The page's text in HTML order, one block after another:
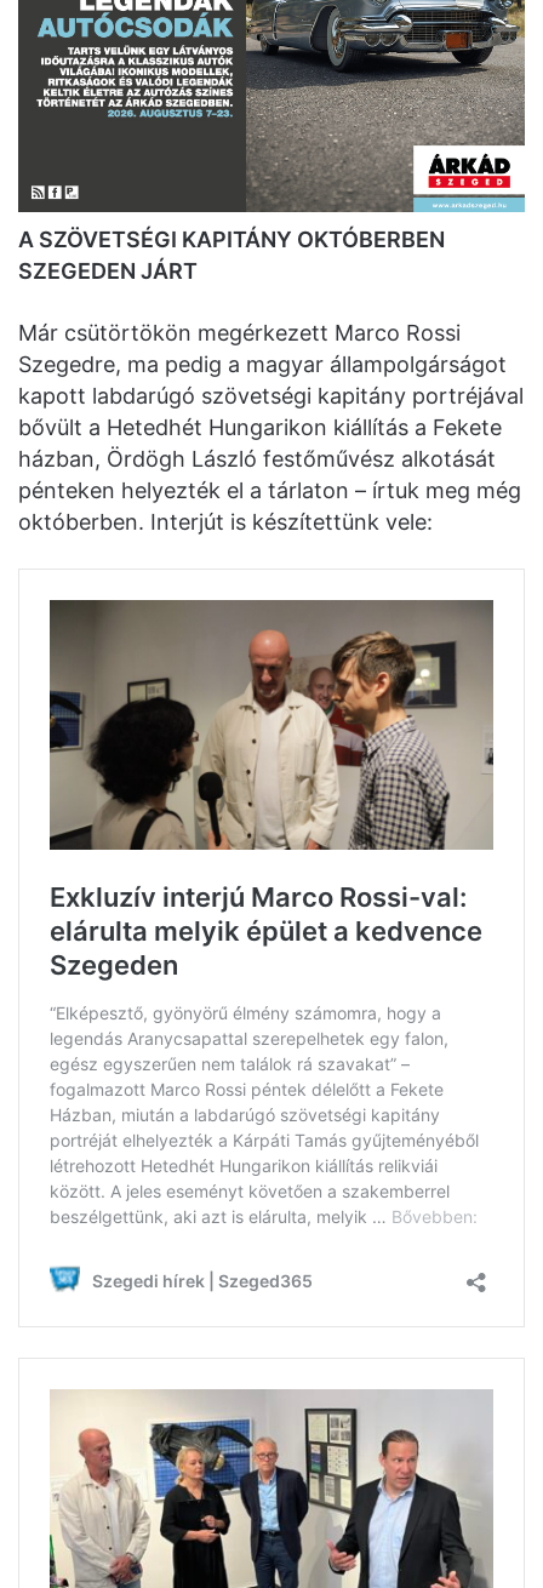
A SZÖVETSÉGI KAPITÁNY OKTÓBERBEN
SZEGEDEN JÁRT
Már csütörtökön megérkezett Marco Rossi
Szegedre, ma pedig a magyar állampolgárságot
kapott labdarúgó szövetségi kapitány portréjával
bővült a Hetedhét Hungarikon kiállítás a Fekete
házban, Ördögh László festőművész alkotását
pénteken helyezték el a tárlaton – írtuk meg még
októberben. Interjút is készítettünk vele: